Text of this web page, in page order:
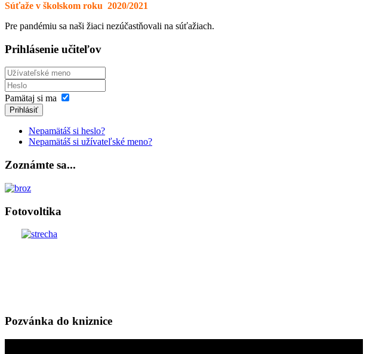
Súťaže v školskom roku 2020/2021
Pre pandémiu sa naši žiaci nezúčastňovali na súťažiach.
Prihlásenie učiteľov
Pamätaj si ma
Prihlásiť
Nepamätáš si heslo?
Nepamätáš si užívateľské meno?
Zoznámte sa...
Fotovoltika
Pozvánka do kniznice